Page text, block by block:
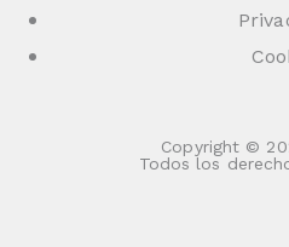
Copyright ©
Todos los